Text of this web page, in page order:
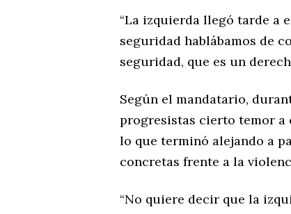
“La izquierda llegó tarde a
seguridad hablábamos de
seguridad, que es un
Según el mandatario,
progresistas cierto temor a
lo que terminó alejando a
concretas frente a la
“No quiere decir que la